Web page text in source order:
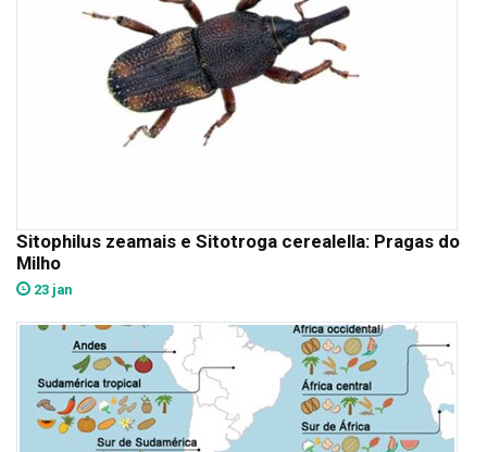
Sitophilus zeamais e Sitotroga cerealella: Pragas do
Milho
23 jan